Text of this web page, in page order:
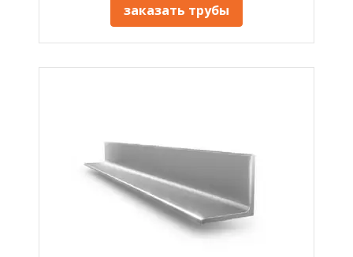
заказать трубы